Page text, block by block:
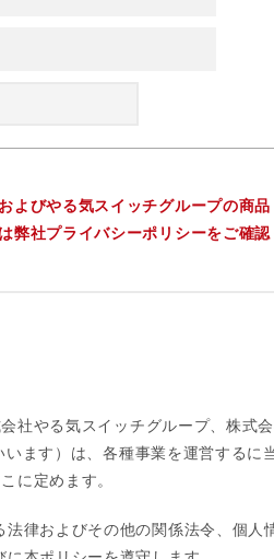
びやる気スイッチグループの商
弊社プライバシーポリシーをご確認